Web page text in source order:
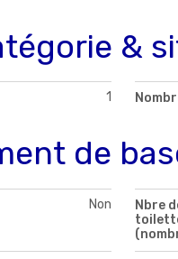
&
1
de
Non
Nbre